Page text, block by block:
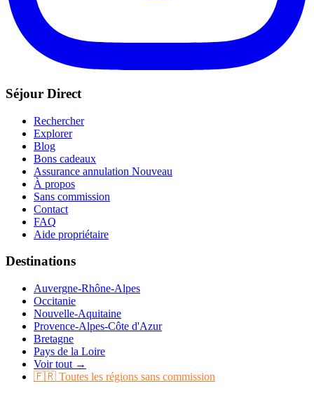
Séjour Direct
Rechercher
Explorer
Blog
Bons cadeaux
Assurance annulation Nouveau
À propos
Sans commission
Contact
FAQ
Aide propriétaire
Destinations
Auvergne-Rhône-Alpes
Occitanie
Nouvelle-Aquitaine
Provence-Alpes-Côte d'Azur
Bretagne
Pays de la Loire
Voir tout →
🇫🇷 Toutes les régions sans commission